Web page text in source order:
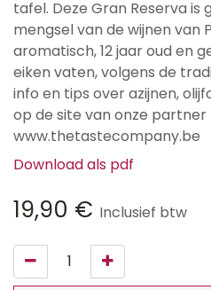
tafel. Deze Gran Reserva
mengsel van de wijnen van
aromatisch, 12 jaar oud en
eiken vaten, volgens de
info en tips over azijnen,
op de site van onze partner
www.thetastecompany.be
Download als pdf
19,90 € Inclusief btw